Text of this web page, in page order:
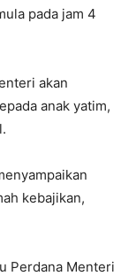
pada jam 4
akan
anak yatim,
kebajikan,
Perdana Menteri